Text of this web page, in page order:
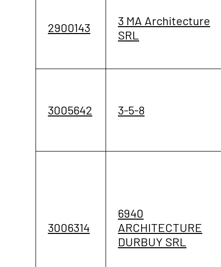
2900143
3 MA Architecture
SRL
3005642 3-5-8
3006314
6940
ARCHITECTURE
DURBUY SRL